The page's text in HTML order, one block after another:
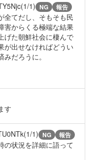
1) NG 報告
全てだし、そもそも民
害からくる極端な結果
げた朝鮮社会に棲んで
が出せなければどうい
だろうに。
す
1) NG 報告
の状況を詳細に語って